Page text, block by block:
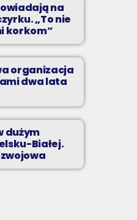
na
„To nie
korkom”
organizacja
dwa lata
dużym
Białej.